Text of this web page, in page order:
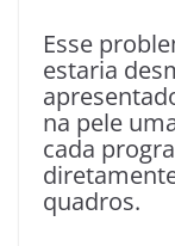
Esse
estaria
na pele
cada
quadros.